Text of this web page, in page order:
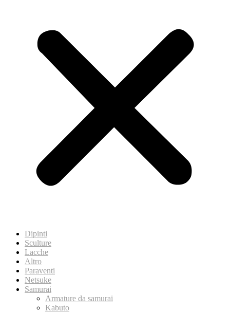
Dipinti
Sculture
Lacche
Altro
Paraventi
Netsuke
Samurai
Armature da samurai
Kabuto